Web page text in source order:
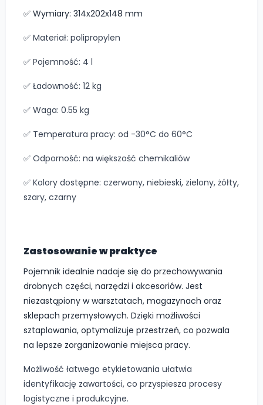
✅ Wymiary: 314x202x148 mm
✅ Materiał: polipropylen
✅ Pojemność: 4 l
✅ Ładowność: 12 kg
✅ Waga: 0.55 kg
✅ Temperatura pracy: od -30°C do 60°C
✅ Odporność: na większość chemikaliów
✅ Kolory dostępne: czerwony, niebieski, zielony, żółty,
szary, czarny
Zastosowanie w praktyce
Pojemnik idealnie nadaje się do przechowywania
drobnych części, narzędzi i akcesoriów. Jest
niezastąpiony w warsztatach, magazynach oraz
sklepach przemysłowych. Dzięki możliwości
sztaplowania, optymalizuje przestrzeń, co pozwala
na lepsze zorganizowanie miejsca pracy.
Możliwość łatwego etykietowania ułatwia
identyfikację zawartości, co przyspiesza procesy
logistyczne i produkcyjne.